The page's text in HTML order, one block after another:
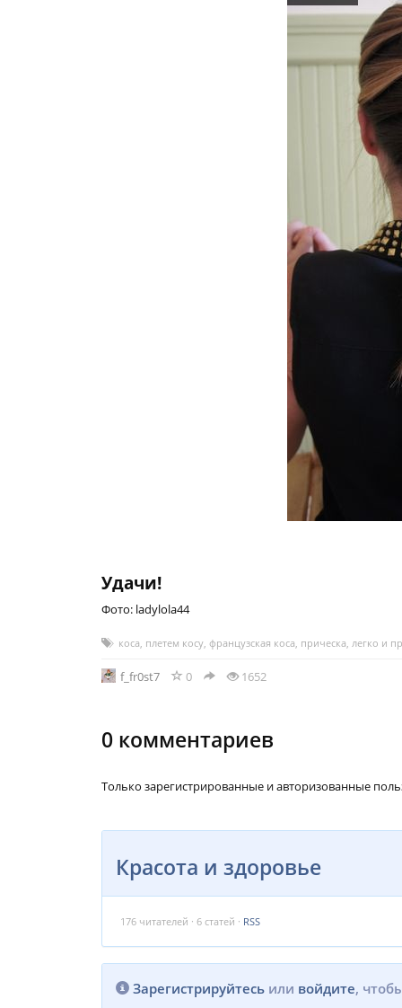
Удачи!
Фото: ladylola44
коса, плетем косу, французская коса, прическа, легко и
f_fr0st7 0 1652
0 комментариев
Только зарегистрированные и авторизованные
Красота и здоровье
176 читателей · 6 статей · RSS
Зарегистрируйтесь или войдите,